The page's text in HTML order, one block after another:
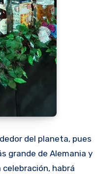
del planeta, pues
grande de Alemania y
habrá